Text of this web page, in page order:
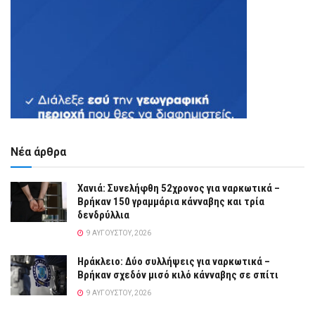
Νέα άρθρα
Χανιά: Συνελήφθη 52χρονος για ναρκωτικά –
Βρήκαν 150 γραμμάρια κάνναβης και τρία
δενδρύλλια
9 ΑΥΓΟΎΣΤΟΥ, 2026
Ηράκλειο: Δύο συλλήψεις για ναρκωτικά –
Βρήκαν σχεδόν μισό κιλό κάνναβης σε σπίτι
9 ΑΥΓΟΎΣΤΟΥ, 2026